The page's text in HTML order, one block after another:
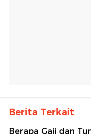
Berita Terkait
Berapa Gaji dan